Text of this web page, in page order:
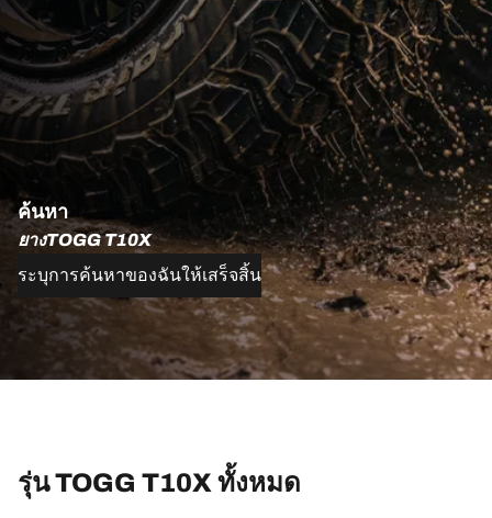
ค้นหา
ยางTOGG T10X
ระบุการค้นหาของฉันให้เสร็จสิ้น
รุ่น TOGG T10X ทั้งหมด